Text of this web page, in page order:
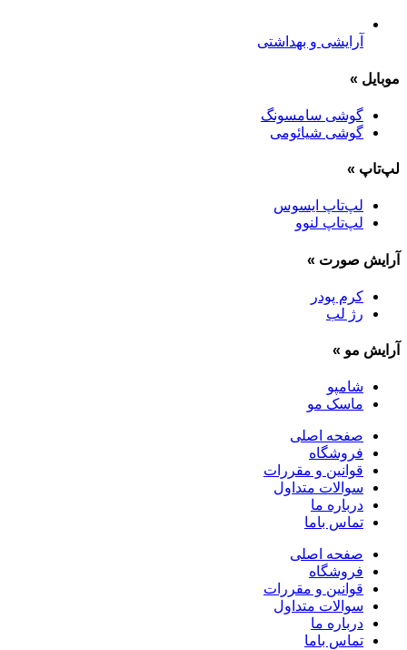
آرایشی و بهداشتی
موبایل »
گوشی سامسونگ
گوشی شیائومی
لپ‌تاپ »
لپ‌تاپ ایسوس
لپ‌تاپ لنوو
آرایش صورت »
کرم پودر
رژ لب
آرایش مو »
شامپو
ماسک مو
صفحه اصلی
فروشگاه
قوانین و مقررات
سوالات متداول
درباره ما
تماس باما
صفحه اصلی
فروشگاه
قوانین و مقررات
سوالات متداول
درباره ما
تماس باما